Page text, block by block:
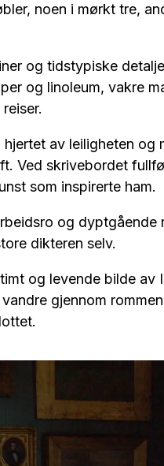
noen i mørkt tre,
og tidstypiske
og linoleum, vakre
hjertet av leiligheten
Ved skrivebordet
som inspirerte ham.
og
dikteren selv.
og levende bilde av
gjennom